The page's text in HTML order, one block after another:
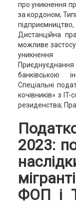
про уникнення
за кордоном;
Дистанційна
можливе
уникнення
банківською
Спеціальні
кочівників» з
резиденства;
2023:
ФОП і